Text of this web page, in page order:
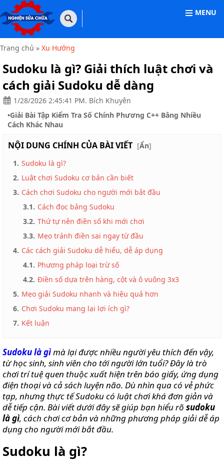
MENU
TRANG
BỊ
PHÒNG
THIẾT
BỊ
GIA
THIẾT
CÔNG
NGHIỆP
NHÀ
VIDEO
LIÊN
Trang chủ » Xu Hướng
Sudoku là gì? Giải thích luật chơi và
cách giải Sudoku dễ dàng
1/28/2026 2:45:41 PM. Bích Khuyên
•Giải Bài Tập Kiểm Tra Số Chính Phương C++ Bằng Nhiều
Cách Khác Nhau
NỘI DUNG CHÍNH CỦA BÀI VIẾT [Ẩn]
1. Sudoku là gì?
2. Luật chơi Sudoku cơ bản cần biết
3. Cách chơi Sudoku cho người mới bắt đầu
3.1. Cách đọc bảng Sudoku
3.2. Thứ tự nên điền số khi mới chơi
3.3. Mẹo tránh điền sai ngay từ đầu
4. Các cách giải Sudoku dễ hiểu, dễ áp dụng
4.1. Phương pháp loại trừ số
4.2. Điền số dựa trên hàng, cột và ô vuông 3x3
5. Mẹo giải Sudoku nhanh và hiệu quả hơn
6. Chơi Sudoku mang lại lợi ích gì?
7. Kết luận
Sudoku là gìmà lại được nhiều người yêu thích đến vậy,
từ học sinh, sinh viên cho tới người lớn tuổi? Đây là trò
chơi trí tuệ quen thuộc xuất hiện trên báo giấy, ứng dụng
điện thoại và cả sách luyện não. Dù nhìn qua có vẻ phức
tạp, nhưng thực tế Sudoku có luật chơi khá đơn giản và
dễ tiếp cận. Bài viết dưới đây sẽ giúp bạn hiểu rõ sudoku
là gì, cách chơi cơ bản và những phương pháp giải dễ áp
dụng cho người mới bắt đầu.
Sudoku là gì?